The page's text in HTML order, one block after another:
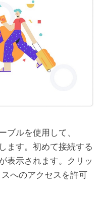
ブルを使用して、
ます。初めて接続する
表示されます。クリッ
へのアクセスを許可